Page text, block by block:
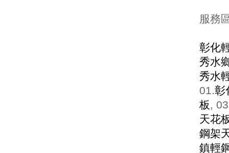
服務
彰化
秀水
秀水
01.彰
板,
天花
鋼架
鎮輕